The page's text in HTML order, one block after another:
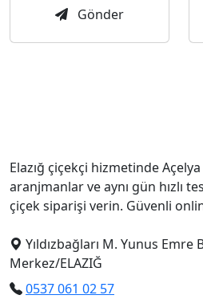
Gönder
Elazığ çiçekçi hizmetinde
aranjmanlar ve aynı gün hızlı
çiçek siparişi verin. Güvenli
Yıldızbağları M. Yunus Emre
Merkez/ELAZIĞ
0537 061 02 57